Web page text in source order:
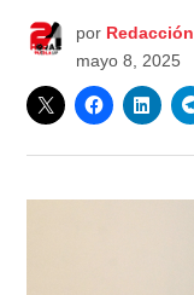
por Redacción
mayo 8, 2025